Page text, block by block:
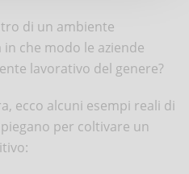
di un ambiente
che modo le aziende
lavorativo del genere?
ecco alcuni esempi reali di
per coltivare un